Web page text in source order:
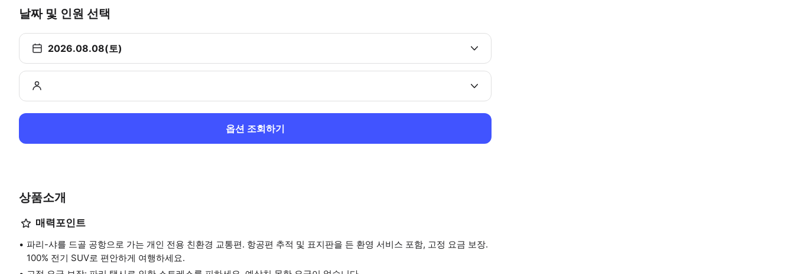
날짜 및 인원 선택
2026.08.08(토)
옵션 조회하기
상품소개
매력포인트
파리-샤를 드골 공항으로 가는 개인 전용 친환경 교통편. 항공편 추적 및 표지판을 든 환영 서비스 포함, 고정 요금 보장.
100% 전기 SUV로 편안하게 여행하세요.